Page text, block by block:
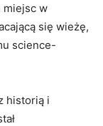
miejsc w
się wieżę,
science-
⁤historią ‍i